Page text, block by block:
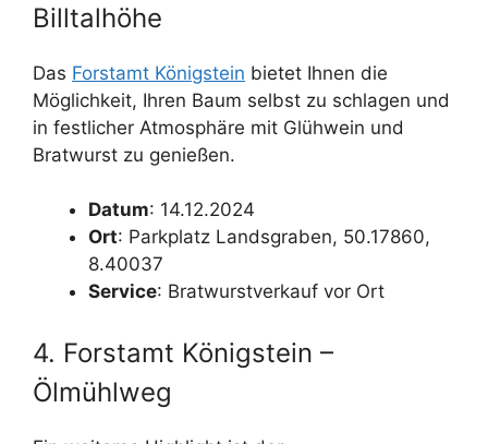
Billtalhöhe
Das Forstamt Königstein bietet Ihnen die
Möglichkeit, Ihren Baum selbst zu schlagen und
in festlicher Atmosphäre mit Glühwein und
Bratwurst zu genießen.
Datum: 14.12.2024
Ort: Parkplatz Landsgraben, 50.17860,
8.40037
Service: Bratwurstverkauf vor Ort
4. Forstamt Königstein –
Ölmühlweg